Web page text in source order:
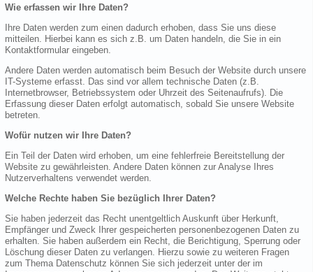
Wie erfassen wir Ihre Daten?
Ihre Daten werden zum einen dadurch erhoben, dass Sie uns diese
mitteilen. Hierbei kann es sich z.B. um Daten handeln, die Sie in ein
Kontaktformular eingeben.
Andere Daten werden automatisch beim Besuch der Website durch unsere
IT-Systeme erfasst. Das sind vor allem technische Daten (z.B.
Internetbrowser, Betriebssystem oder Uhrzeit des Seitenaufrufs). Die
Erfassung dieser Daten erfolgt automatisch, sobald Sie unsere Website
betreten.
Wofür nutzen wir Ihre Daten?
Ein Teil der Daten wird erhoben, um eine fehlerfreie Bereitstellung der
Website zu gewährleisten. Andere Daten können zur Analyse Ihres
Nutzerverhaltens verwendet werden.
Welche Rechte haben Sie bezüglich Ihrer Daten?
Sie haben jederzeit das Recht unentgeltlich Auskunft über Herkunft,
Empfänger und Zweck Ihrer gespeicherten personenbezogenen Daten zu
erhalten. Sie haben außerdem ein Recht, die Berichtigung, Sperrung oder
Löschung dieser Daten zu verlangen. Hierzu sowie zu weiteren Fragen
zum Thema Datenschutz können Sie sich jederzeit unter der im